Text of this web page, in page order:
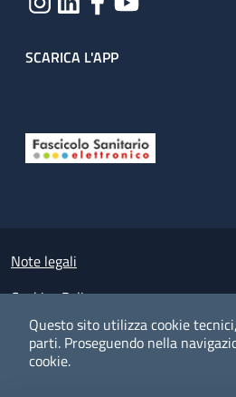
Questo sito utilizza cookie
parti. Proseguendo nella
cookie.
SCARICA L'APP
Small prints
Note legali
Cookies Policy
Policy privacy e protezione del dato
Albo pretorio on-line